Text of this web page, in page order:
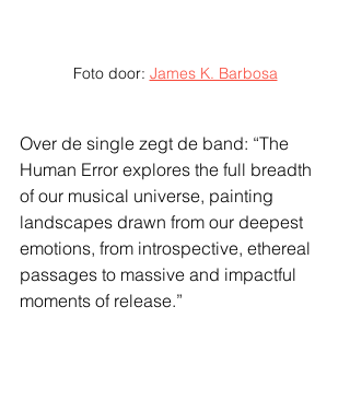
Foto door: James K. Barbosa
Over de single zegt de band: “The
Human Error explores the full breadth
of our musical universe, painting
landscapes drawn from our deepest
emotions, from introspective, ethereal
passages to massive and impactful
moments of release.”